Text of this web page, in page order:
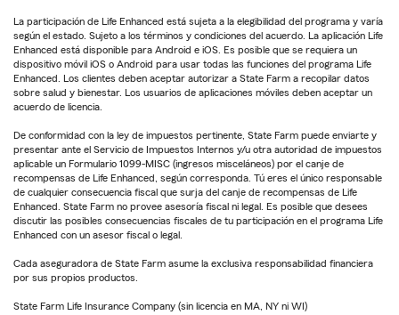
La participación de Life Enhanced está sujeta a la elegibilidad del programa y varía
según el estado. Sujeto a los términos y condiciones del acuerdo. La aplicación Life
Enhanced está disponible para Android e iOS. Es posible que se requiera un
dispositivo móvil iOS o Android para usar todas las funciones del programa Life
Enhanced. Los clientes deben aceptar autorizar a State Farm a recopilar datos
sobre salud y bienestar. Los usuarios de aplicaciones móviles deben aceptar un
acuerdo de licencia.
De conformidad con la ley de impuestos pertinente, State Farm puede enviarte y
presentar ante el Servicio de Impuestos Internos y/u otra autoridad de impuestos
aplicable un Formulario 1099-MISC (ingresos misceláneos) por el canje de
recompensas de Life Enhanced, según corresponda. Tú eres el único responsable
de cualquier consecuencia fiscal que surja del canje de recompensas de Life
Enhanced. State Farm no provee asesoría fiscal ni legal. Es posible que desees
discutir las posibles consecuencias fiscales de tu participación en el programa Life
Enhanced con un asesor fiscal o legal.
Cada aseguradora de State Farm asume la exclusiva responsabilidad financiera
por sus propios productos.
State Farm Life Insurance Company (sin licencia en MA, NY ni WI)